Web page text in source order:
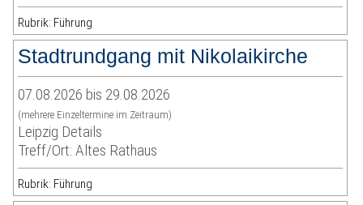
Rubrik: Führung
Stadtrundgang mit Nikolaikirche
07.08.2026 bis 29.08.2026
(mehrere Einzeltermine im Zeitraum)
Leipzig Details
Treff/Ort: Altes Rathaus
Rubrik: Führung